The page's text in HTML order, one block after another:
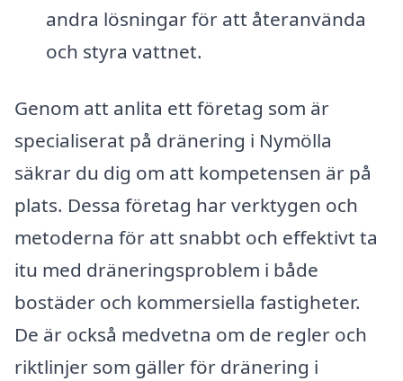
andra lösningar för att återanvända
och styra vattnet.
Genom att anlita ett företag som är
specialiserat på dränering i Nymölla
säkrar du dig om att kompetensen är på
plats. Dessa företag har verktygen och
metoderna för att snabbt och effektivt ta
itu med dräneringsproblem i både
bostäder och kommersiella fastigheter.
De är också medvetna om de regler och
riktlinjer som gäller för dränering i